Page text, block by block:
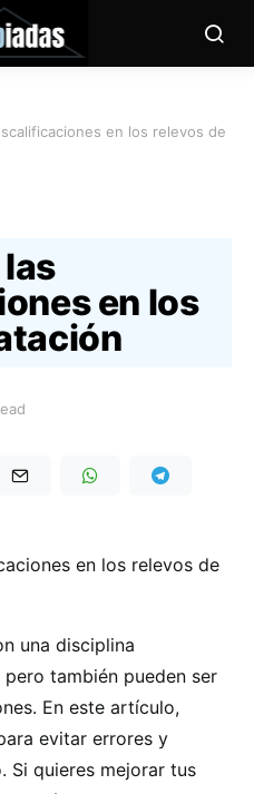
en los relevos de
en los
en los relevos de
una disciplina
también pueden ser
En este artículo,
evitar errores y
Si quieres mejorar tus